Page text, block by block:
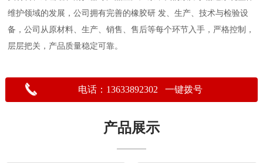
维护领域的发展，公司拥有完善的橡胶研 发、生产、技术与检验设
备，公司从原材料、生产、销售、售后等每个环节入手，严格控制，
层层把关，产品质量稳定可靠。
电话：13633892302 一键拨号
产品展示